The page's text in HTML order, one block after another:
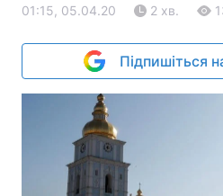
01:15, 05.04.20 2 хв.
Підпишіться